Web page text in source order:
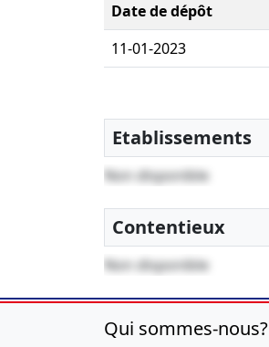
Date de dépôt
11-01-2023
Etablissements
Non disponible
Contentieux
Non disponible
Qui sommes-nous?